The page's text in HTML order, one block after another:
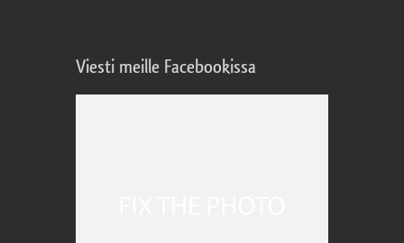
Viesti meille Facebookissa